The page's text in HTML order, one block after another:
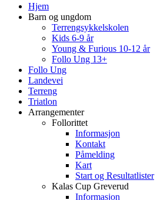
Hjem
Barn og ungdom
Terrengsykkelskolen
Kids 6-9 år
Young & Furious 10-12 år
Follo Ung 13+
Follo Ung
Landevei
Terreng
Triatlon
Arrangementer
Follorittet
Informasjon
Kontakt
Påmelding
Kart
Start og Resultatlister
Kalas Cup Greverud
Informasjon